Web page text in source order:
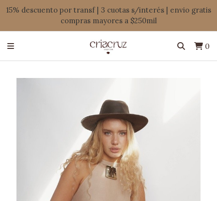
15% descuento por transf | 3 cuotas s/interés | envio gratis
compras mayores a $250mil
0